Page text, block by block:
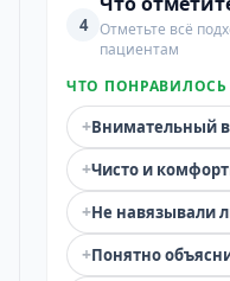
4
Отметьте всё
пациентам
ЧТО ПОНРАВИЛОСЬ
+Внимательный
+Чисто и
+Не навязывали
+Понятно